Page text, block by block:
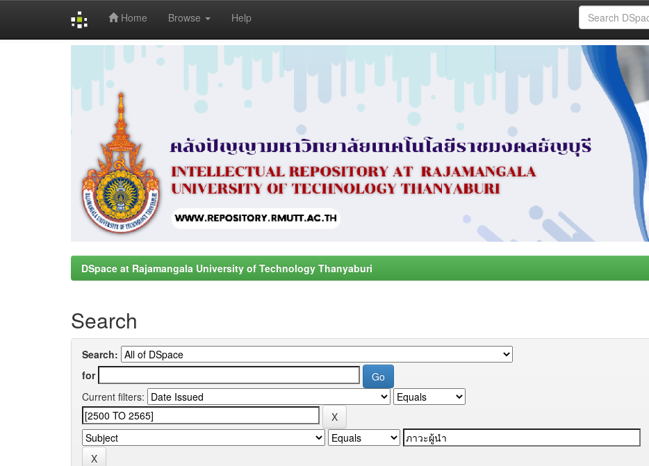
Home Browse Help
DSpace at Rajamangala University of Technology Thanyaburi
Search
Search:
for
Current filters: